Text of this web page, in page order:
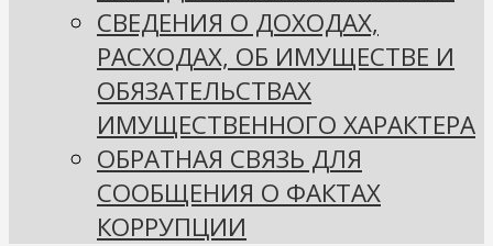
СВЕДЕНИЯ О ДОХОДАХ,
РАСХОДАХ, ОБ ИМУЩЕСТВЕ И
ОБЯЗАТЕЛЬСТВАХ
ИМУЩЕСТВЕННОГО ХАРАКТЕРА
ОБРАТНАЯ СВЯЗЬ ДЛЯ
СООБЩЕНИЯ О ФАКТАХ
КОРРУПЦИИ